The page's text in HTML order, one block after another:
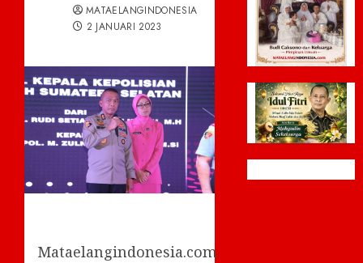
MATAELANGINDONESIA
2 JANUARI 2023
Mataelangindonesia.com